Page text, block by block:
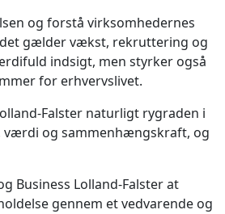
og forstå virksomhedernes
det gælder vækst, rekruttering og
indsigt, men styrker også
for erhvervslivet.
Falster naturligt rygraden i
værdi og sammenhængskraft, og
Business Lolland-Falster at
gennem et vedvarende og